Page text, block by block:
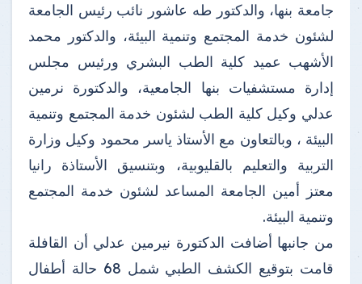
جامعة بنها، والدكتور طه عاشور نائب رئيس الجامعة
لشئون خدمة المجتمع وتنمية البيئة، والدكتور محمد
الأشهب عميد كلية الطب البشري ورئيس مجلس
إدارة مستشفيات بنها الجامعية، والدكتورة نرمين
عدلي وكيل كلية الطب لشئون خدمة المجتمع وتنمية
البيئة ، وبالتعاون مع الأستاذ ياسر محمود وكيل وزارة
التربية والتعليم بالقليوبية، وبتنسيق الأستاذة رانيا
معتز أمين الجامعة المساعد لشئون خدمة المجتمع
وتنمية البيئة.
من جانبها أضافت الدكتورة نيرمين عدلي أن القافلة
قامت بتوقيع الكشف الطبي شمل 68 حالة أطفال